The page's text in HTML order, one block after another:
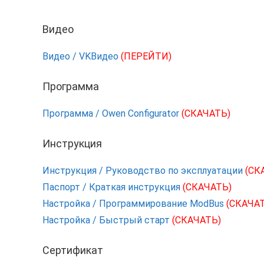
Видео
Видео / VKВидео (ПЕРЕЙТИ)
Программа
Программа / Owen Configurator (СКАЧАТЬ)
Инструкция
Инструкция / Руководство по эксплуатации
Паспорт / Краткая инструкция (СКАЧАТЬ)
Настройка / Программирование ModBus
Настройка / Быстрый старт (СКАЧАТЬ)
Сертификат